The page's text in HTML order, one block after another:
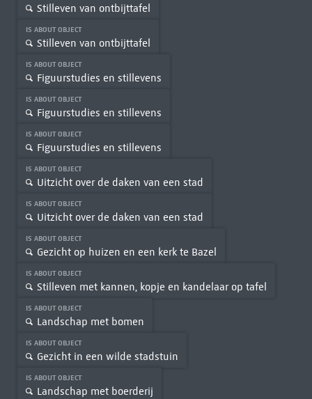
Stilleven van ontbijttafel
IS ABOUT OBJECT
Stilleven van ontbijttafel
IS ABOUT OBJECT
Figuurstudies en stillevens
IS ABOUT OBJECT
Figuurstudies en stillevens
IS ABOUT OBJECT
Figuurstudies en stillevens
IS ABOUT OBJECT
Uitzicht over de daken van een stad
IS ABOUT OBJECT
Uitzicht over de daken van een stad
IS ABOUT OBJECT
Gezicht op huizen en een kerk te Bazel
IS ABOUT OBJECT
Stilleven met kannen, kopje en kandelaar op tafel
IS ABOUT OBJECT
Landschap met bomen
IS ABOUT OBJECT
Gezicht in een wilde stadstuin
IS ABOUT OBJECT
Landschap met boerderij